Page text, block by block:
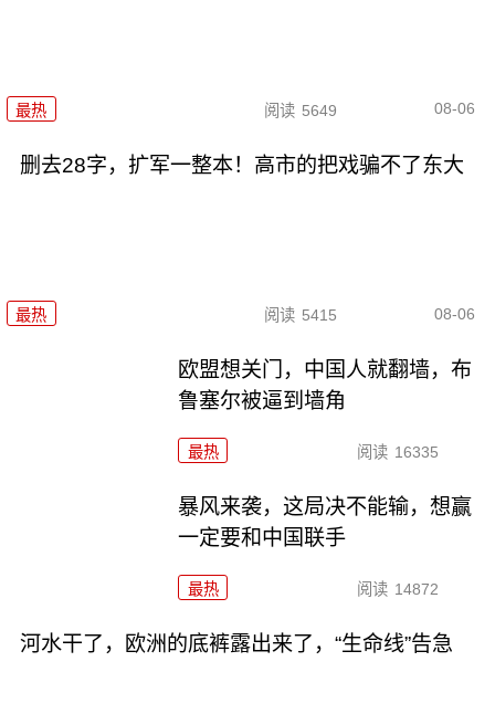
最热 阅读 5649 08-06
删去28字，扩军一整本！高市的把戏骗不了东大
最热 阅读 5415 08-06
欧盟想关门，中国人就翻墙，布
鲁塞尔被逼到墙角
最热 阅读 16335
暴风来袭，这局决不能输，想赢
一定要和中国联手
最热 阅读 14872
河水干了，欧洲的底裤露出来了，“生命线”告急